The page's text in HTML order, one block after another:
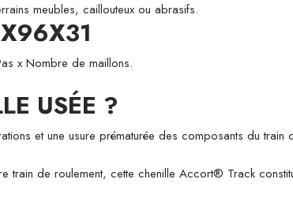
meubles, caillouteux ou abrasifs.
x Nombre de maillons.
USÉE ?
et une usure prématurée des composants du
de roulement, cette chenille Accort® Track